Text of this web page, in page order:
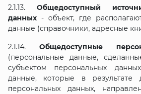
2.1.13. Общедоступный
данных - объект, где
данные (справочники, адресные
2.1.14. Общедоступные
(персональные данные,
субъектом персональных
данные, которые в результате
персональных данных,